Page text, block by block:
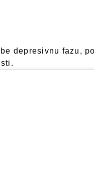
depresivnu fazu,